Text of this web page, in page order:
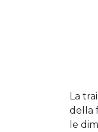
La
della
le